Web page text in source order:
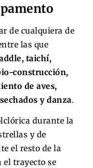
de cualquiera de
las que
taichí,
construcción,
de aves,
y danza.
durante la
y de
el resto de la
el trayecto se